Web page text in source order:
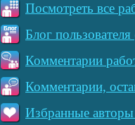
Посмотреть все
Блог
Комментарии
Комментарии,
Избранные авторы